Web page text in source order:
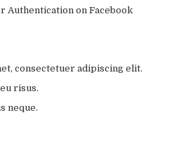
Authentication on Facebook
consectetuer adipiscing elit.
risus.
neque.